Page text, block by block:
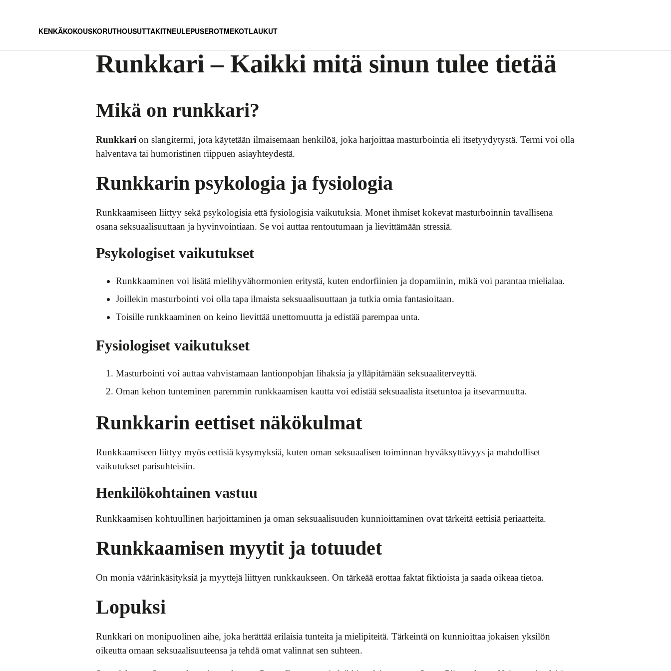
KENKÄKOKOUSKORUTHOUSUTTAKITNEULEPUSEROTMEKOTLAUKUT
Runkkari – Kaikki mitä sinun tulee tietää
Mikä on runkkari?
Runkkari on slangitermi, jota käytetään ilmaisemaan henkilöä, joka harjoittaa masturbointia eli itsetyydytystä. Termi voi olla
halventava tai humoristinen riippuen asiayhteydestä.
Runkkarin psykologia ja fysiologia
Runkkaamiseen liittyy sekä psykologisia että fysiologisia vaikutuksia. Monet ihmiset kokevat masturboinnin tavallisena
osana seksuaalisuuttaan ja hyvinvointiaan. Se voi auttaa rentoutumaan ja lievittämään stressiä.
Psykologiset vaikutukset
Runkkaaminen voi lisätä mielihyvähormonien eritystä, kuten endorfiinien ja dopamiinin, mikä voi parantaa mielialaa.
Joillekin masturbointi voi olla tapa ilmaista seksuaalisuuttaan ja tutkia omia fantasioitaan.
Toisille runkkaaminen on keino lievittää unettomuutta ja edistää parempaa unta.
Fysiologiset vaikutukset
Masturbointi voi auttaa vahvistamaan lantionpohjan lihaksia ja ylläpitämään seksuaaliterveyttä.
Oman kehon tunteminen paremmin runkkaamisen kautta voi edistää seksuaalista itsetuntoa ja itsevarmuutta.
Runkkarin eettiset näkökulmat
Runkkaamiseen liittyy myös eettisiä kysymyksiä, kuten oman seksuaalisen toiminnan hyväksyttävyys ja mahdolliset
vaikutukset parisuhteisiin.
Henkilökohtainen vastuu
Runkkaamisen kohtuullinen harjoittaminen ja oman seksuaalisuuden kunnioittaminen ovat tärkeitä eettisiä periaatteita.
Runkkaamisen myytit ja totuudet
On monia väärinkäsityksiä ja myyttejä liittyen runkkaukseen. On tärkeää erottaa faktat fiktioista ja saada oikeaa tietoa.
Lopuksi
Runkkari on monipuolinen aihe, joka herättää erilaisia tunteita ja mielipiteitä. Tärkeintä on kunnioittaa jokaisen yksilön
oikeutta omaan seksuaalisuuteensa ja tehdä omat valinnat sen suhteen.